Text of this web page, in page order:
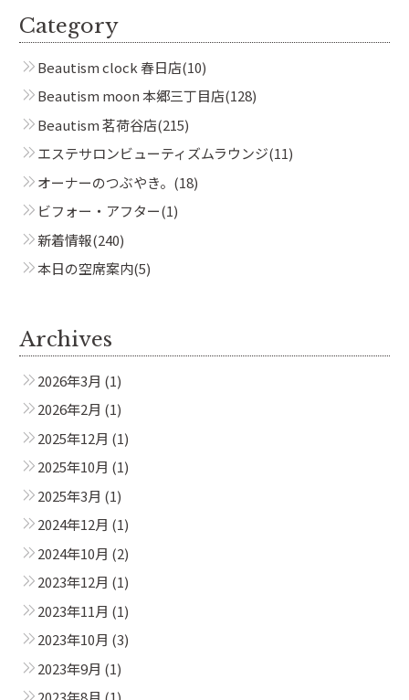
Category
Beautism clock 春日店(10)
Beautism moon 本郷三丁目店(128)
Beautism 茗荷谷店(215)
エステサロンビューティズムラウンジ(11)
オーナーのつぶやき。 (18)
ビフォー・アフター(1)
新着情報(240)
本日の空席案内(5)
Archives
2026年3月 (1)
2026年2月 (1)
2025年12月 (1)
2025年10月 (1)
2025年3月 (1)
2024年12月 (1)
2024年10月 (2)
2023年12月 (1)
2023年11月 (1)
2023年10月 (3)
2023年9月 (1)
茗荷谷店
Beautism
本郷三丁目店
Beautism
春日店